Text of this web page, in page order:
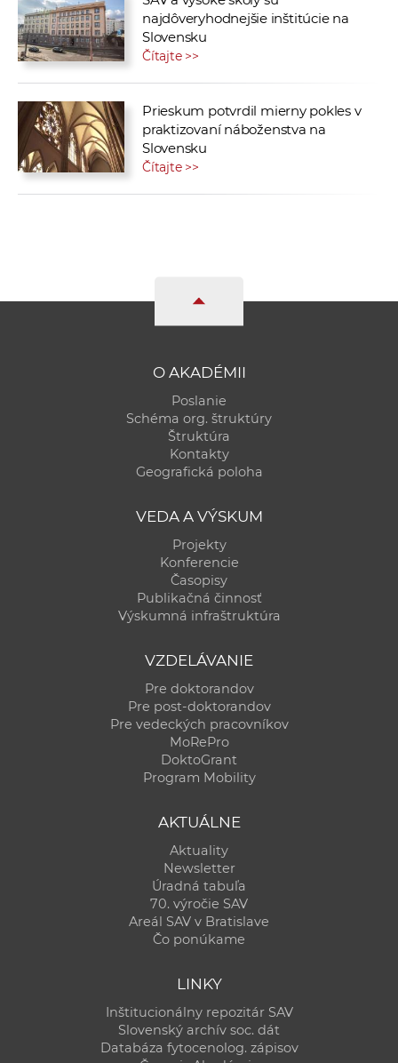
najdôveryhodnejšie inštitúcie na
Slovensku
Čítajte >>
Prieskum potvrdil mierny pokles v
praktizovaní náboženstva na
Slovensku
Čítajte >>
O AKADÉMII
Poslanie
Schéma org. štruktúry
Štruktúra
Kontakty
Geografická poloha
VEDA A VÝSKUM
Projekty
Konferencie
Časopisy
Publikačná činnosť
Výskumná infraštruktúra
VZDELÁVANIE
Pre doktorandov
Pre post-doktorandov
Pre vedeckých pracovníkov
MoRePro
DoktoGrant
Program Mobility
AKTUÁLNE
Aktuality
Newsletter
Úradná tabuľa
70. výročie SAV
Areál SAV v Bratislave
Čo ponúkame
LINKY
Inštitucionálny repozitár SAV
Slovenský archív soc. dát
Databáza fytocenolog. zápisov